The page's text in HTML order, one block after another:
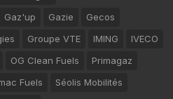
Gaz'up Gazie
Gecos
Groupe VTE IMING
IVECO
OG Clean Fuels
Primagaz
Fuels
Séolis Mobilités